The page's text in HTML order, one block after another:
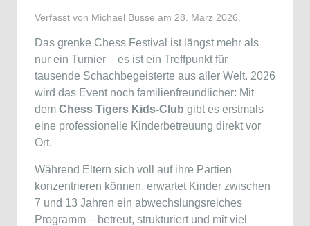
Verfasst von Michael Busse am 28. März 2026
Das grenke Chess Festival ist längst mehr als
nur ein Turnier – es ist ein Treffpunkt für
tausende Schachbegeisterte aus aller Welt. 2026
wird das Event noch familienfreundlicher: Mit
dem Chess Tigers Kids-Club gibt es erstmals
eine professionelle Kinderbetreuung direkt vor
Ort.
Während Eltern sich voll auf ihre Partien
konzentrieren können, erwartet Kinder zwischen
7 und 13 Jahren ein abwechslungsreiches
Programm – betreut, strukturiert und mit viel